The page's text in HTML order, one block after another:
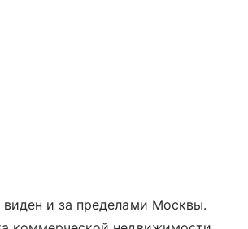
и за пределами Москвы.